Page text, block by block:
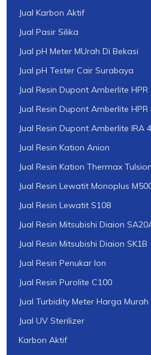
Jual Karbon Aktif
Jual Pasir Silika
Jual pH Meter MUrah Di Bekasi
Jual pH Tester Cair Surabaya
Jual Resin Dupont Amberlite HPR
Jual Resin Dupont Amberlite HPR
Jual Resin Dupont Amberlite IRA
Jual Resin Kation Anion
Jual Resin Kation Thermax
Jual Resin Lewatit Monoplus
Jual Resin Lewatit S108
Jual Resin Mitsubishi Diaion
Jual Resin Mitsubishi Diaion SK1B
Jual Resin Penukar Ion
Jual Resin Purolite C100
Jual Turbidity Meter Harga
Jual UV Sterilizer
Karbon Aktif